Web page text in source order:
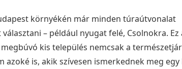
környékén már minden túraútvonalat
– például nyugat felé, Csolnokra. Ez
kis település nemcsak a
azoké is, akik szívesen ismerkednek meg egy